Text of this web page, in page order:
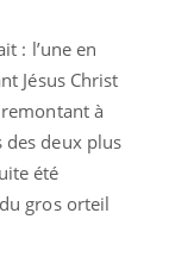
: l’une en
Jésus Christ
à
des deux plus
été
gros orteil